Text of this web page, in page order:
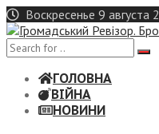
Skip
to
content
Воскресенье 9 августа
ГОЛОВНА
ВІЙНА
НОВИНИ